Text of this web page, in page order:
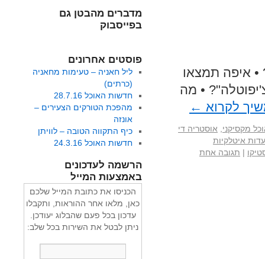
• איפה תמצאו
• מה
לקרוא ←
מקסיקני
אוסטריה די
איטלקיות
| תגובה אחת
מדברים מהבטן גם
בפייסבוק
פוסטים אחרונים
ליל חאניה – טעימות מחאניה
(כרתים)
חדשות האוכל 28.7.16
מהפכת הטורקים הצעירים –
אונזה
כיף התקווה הטובה – לוויתן
חדשות האוכל 24.3.16
הרשמה לעדכונים
באמצעות המייל
הכניסו את כתובת המייל שלכם
כאן, מלאו אחר ההוראות, ותקבלו
עדכון בכל פעם שהבלוג יעודכן.
ניתן לבטל את השירות בכל שלב: